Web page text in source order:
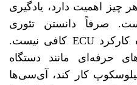
چیز اهمیت دارد، یادگیری
صرفاً دانستن تئوری
مدارهای الکترونیکی یا نحوه کارکرد ECU کافی نیست.
حرفه‌ای مانند دستگاه
کار کند، آی‌سی‌ها